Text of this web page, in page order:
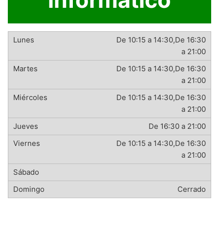
De 10:15 a 14:30,De 16:30
a 21:00
De 10:15 a 14:30,De 16:30
a 21:00
De 10:15 a 14:30,De 16:30
a 21:00
De 16:30 a 21:00
De 10:15 a 14:30,De 16:30
a 21:00
Cerrado